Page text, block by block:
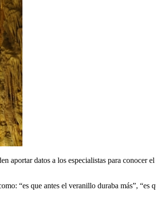
aportar datos a los especialistas para conocer
“es que antes el veranillo duraba más”, “es